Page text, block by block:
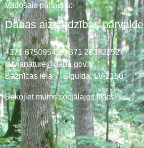
Vadošais partneris:
Dabas aizsardzības pārvalde
+371 67509545,+371 26392352
latvianature@daba.gov.lv
Baznīcas iela 7, Sigulda, LV-2150
Sekojiet mums sociālajos tīklos!